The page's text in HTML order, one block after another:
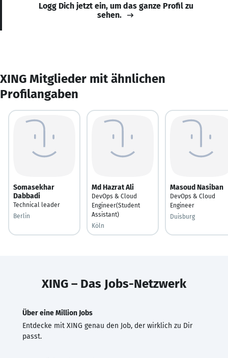
Logg Dich jetzt ein, um das ganze Profil zu
sehen.
XING Mitglieder mit ähnlichen
Profilangaben
Somasekhar
Dabbadi
Technical leader
Berlin
Md Hazrat Ali
DevOps & Cloud
Engineer(Student
Assistant)
Köln
Masoud Nasiban
DevOps & Cloud
Engineer
Duisburg
XING – Das Jobs-Netzwerk
Über eine Million Jobs
Entdecke mit XING genau den Job, der wirklich zu Dir
passt.